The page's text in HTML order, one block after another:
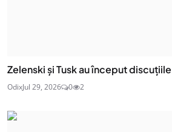
Zelenski și Tusk au început
OdixJul 29, 2026 0 2